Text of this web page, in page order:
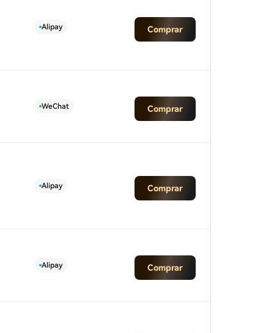
Alipay Comprar
WeChat Comprar
Alipay Comprar
Alipay Comprar